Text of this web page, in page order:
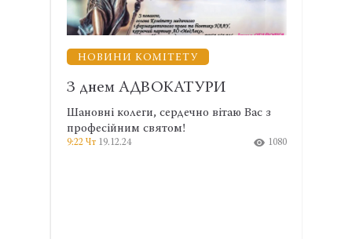
НОВИНИ КОМІТЕТУ
З днем АДВОКАТУРИ
Шановні колеги, сердечно вітаю Вас з
професійним святом!
9:22 Чт 19.12.24 1080